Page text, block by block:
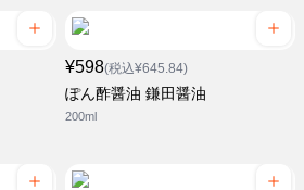
¥598(税込¥645.84)
ぽん酢醤油 鎌田醤油
200ml